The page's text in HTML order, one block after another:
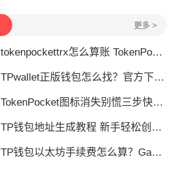
更多 >
tokenpockettrx怎么算账 TokenPocket TRX钱包账单怎么算？查账全攻略
TPwallet正版钱包怎么找？官方下载渠道全解析
TokenPocket图标消失别慌三步快速找回你的钱包
TP钱包地址生成教程 新手轻松创建钱包
TP钱包以太坊手续费怎么算？Gas 费省钱全攻略